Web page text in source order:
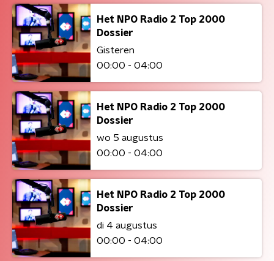
Het NPO Radio 2 Top 2000
Dossier
Gisteren
00:00 - 04:00
Het NPO Radio 2 Top 2000
Dossier
wo 5 augustus
00:00 - 04:00
Het NPO Radio 2 Top 2000
Dossier
di 4 augustus
00:00 - 04:00